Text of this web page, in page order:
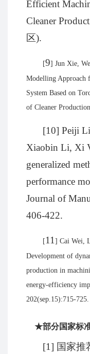
Efficient
Cleaner
区).
[9] Jun Xie,
Modelling Approach
System Based on
of Cleaner
[10] Peiji
Xiaobin Li, Xi
generalized
performance
Journal of
406-422.
[11 ] Cai Wei,
Development of
production in
energy-efficiency
202(sep.15):715-725.
★部分国家标
[1] 国家推